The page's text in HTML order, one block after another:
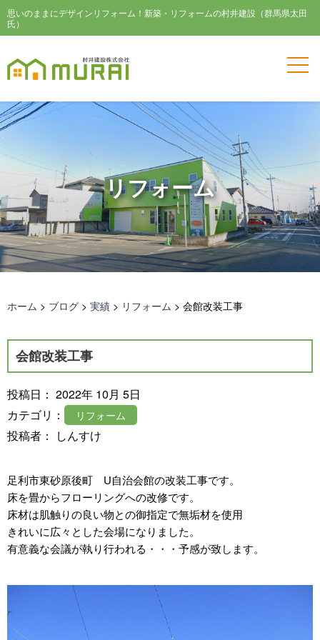
思いのままにデザインリフォーム！新築・リフォームの村井建設（群馬県太田
氏）
リフォーム
ホーム > ブログ > 実績 > リフォーム > 会館改装工事
会館改装工事
投稿日： 2022年 10月 5日
カテゴリ：
リフォーム
投稿者： しんすけ
足利市東砂原後町 U自治会館の改装工事です。
床を畳からフローリングへの改修です。
床材は肌触りの良い物との御指定で無垢材を使用
きれいに広々とした会場になりました。
有意義な会議が執り行われる・・・予感が致します。